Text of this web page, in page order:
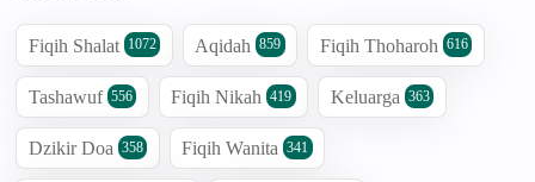
Fiqih Shalat 1072 Aqidah 859 Fiqih Thoharoh 616
Tashawuf 556 Fiqih Nikah 419 Keluarga 363
Dzikir Doa 358 Fiqih Wanita 341